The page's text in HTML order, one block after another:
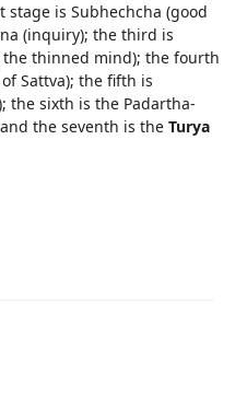
stage is Subhechcha (good
(inquiry); the third is
thinned mind); the fourth
Sattva); the fifth is
the sixth is the Padartha-
the seventh is the Turya